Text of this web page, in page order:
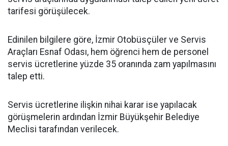
tarifesi görüşülecek.
Edinilen bilgilere göre, İzmir Otobüsçüler ve Servis
Araçları Esnaf Odası, hem öğrenci hem de personel
servis ücretlerine yüzde 35 oranında zam yapılmasını
talep etti.
Servis ücretlerine ilişkin nihai karar ise yapılacak
görüşmelerin ardından İzmir Büyükşehir Belediye
Meclisi tarafından verilecek.